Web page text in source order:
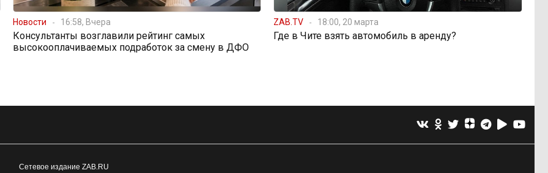
Новости 16:58, Вчера
Консультанты возглавили рейтинг самых
высокооплачиваемых подработок за смену в ДФО
ZAB.TV 18:00, 20 марта
Где в Чите взять автомобиль в аренду?
Сетевое издание ZAB.RU